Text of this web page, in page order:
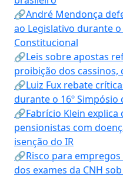
🔗André Mendonça
ao Legislativo durante
Constitucional
🔗Leis sobre apostas
proibição dos cassinos,
🔗Luiz Fux rebate
durante o 16º
🔗Fabrício Klein
pensionistas com
isenção do IR
🔗Risco para
dos exames da CNH